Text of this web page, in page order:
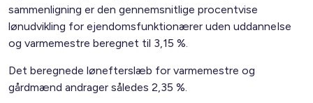
sammenligning er den gennemsnitlige procentvise
lønudvikling for ejendomsfunktionærer uden uddannelse
og varmemestre beregnet til 3,15 %.
Det beregnede lønefterslæb for varmemestre og
gårdmænd andrager således 2,35 %.